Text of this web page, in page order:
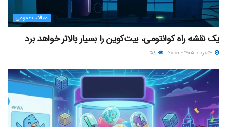
مقالات عمومی
یک نقشه راه کوانتومی، بیت‌کوین را بسیار بالاتر خواهد برد